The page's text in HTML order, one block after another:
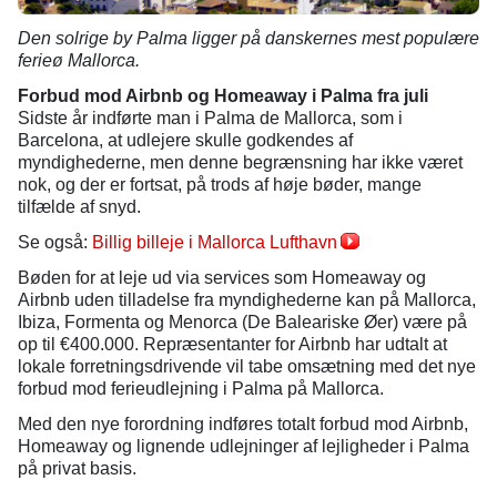
Den solrige by Palma ligger på danskernes mest populære
ferieø Mallorca.
Forbud mod Airbnb og Homeaway i Palma fra juli
Sidste år indførte man i Palma de Mallorca, som i
Barcelona, at udlejere skulle godkendes af
myndighederne, men denne begrænsning har ikke været
nok, og der er fortsat, på trods af høje bøder, mange
tilfælde af snyd.
Se også: Billig billeje i Mallorca Lufthavn
Bøden for at leje ud via services som Homeaway og
Airbnb uden tilladelse fra myndighederne kan på Mallorca,
Ibiza, Formenta og Menorca (De Baleariske Øer) være på
op til €400.000. Repræsentanter for Airbnb har udtalt at
lokale forretningsdrivende vil tabe omsætning med det nye
forbud mod ferieudlejning i Palma på Mallorca.
Med den nye forordning indføres totalt forbud mod Airbnb,
Homeaway og lignende udlejninger af lejligheder i Palma
på privat basis.